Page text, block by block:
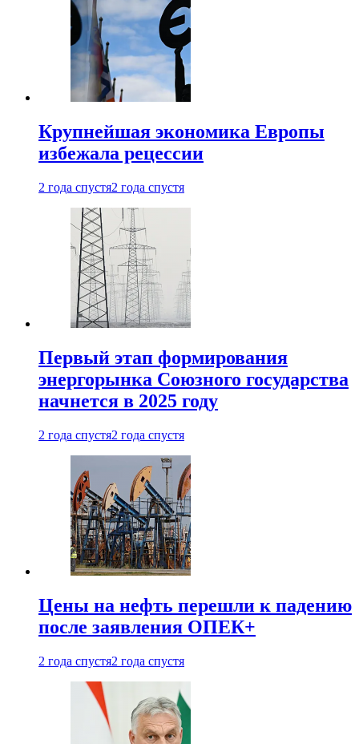
Крупнейшая экономика Европы
избежала рецессии
2 года спустя2 года спустя
Первый этап формирования
энергорынка Союзного государства
начнется в 2025 году
2 года спустя2 года спустя
Цены на нефть перешли к падению
после заявления ОПЕК+
2 года спустя2 года спустя